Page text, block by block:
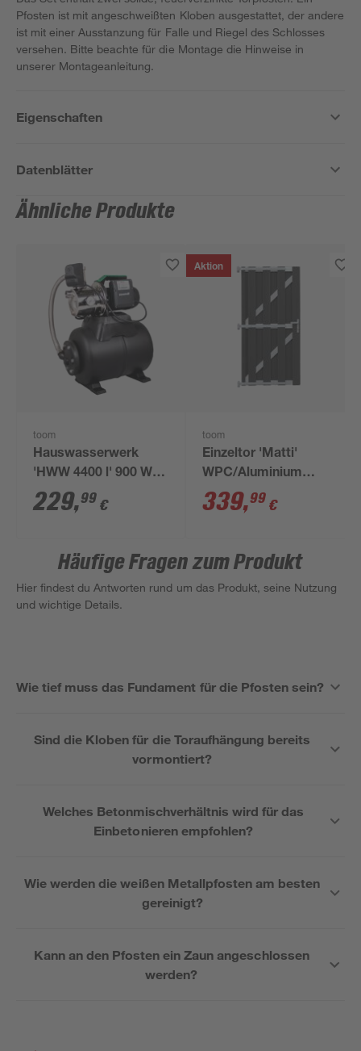
Pfosten ist mit angeschweißten Kloben ausgestattet, der andere
ist mit einer Ausstanzung für Falle und Riegel des Schlosses
versehen. Bitte beachte für die Montage die Hinweise in
unserer Montageanleitung.
Eigenschaften
Datenblätter
Ähnliche Produkte
toom
Hauswasserwerk
'HWW 4400 l' 900 W
4400 l/h
229,99 €
Aktion
toom
Einzeltor 'Matti'
WPC/Aluminium
anthrazitfarben 90 x
180 cm
339,99 €
Häufige Fragen zum Produkt
Hier findest du Antworten rund um das Produkt, seine Nutzung
und wichtige Details.
Wie tief muss das Fundament für die Pfosten sein?
Sind die Kloben für die Toraufhängung bereits
vormontiert?
Welches Betonmischverhältnis wird für das
Einbetonieren empfohlen?
Wie werden die weißen Metallpfosten am besten
gereinigt?
Kann an den Pfosten ein Zaun angeschlossen
werden?